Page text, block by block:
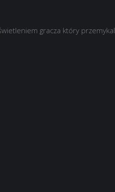
gracza który przemykal